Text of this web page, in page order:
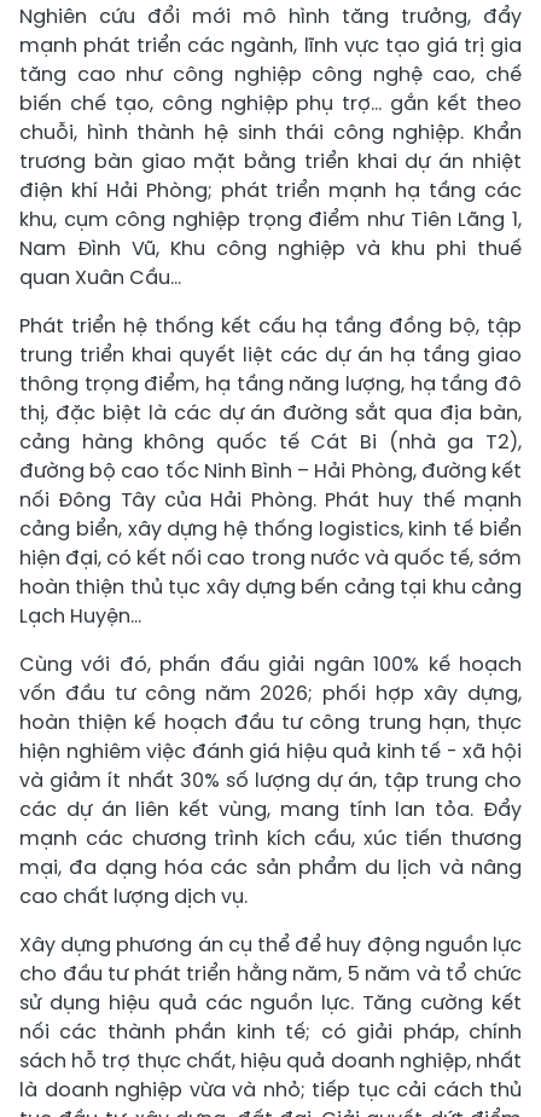
Nghiên cứu đổi mới mô hình tăng trưởng, đẩy
mạnh phát triển các ngành, lĩnh vực tạo giá trị gia
tăng cao như công nghiệp công nghệ cao, chế
biến chế tạo, công nghiệp phụ trợ… gắn kết theo
chuỗi, hình thành hệ sinh thái công nghiệp. Khẩn
trương bàn giao mặt bằng triển khai dự án nhiệt
điện khí Hải Phòng; phát triển mạnh hạ tầng các
khu, cụm công nghiệp trọng điểm như Tiên Lãng 1,
Nam Đình Vũ, Khu công nghiệp và khu phi thuế
quan Xuân Cầu…
Phát triển hệ thống kết cấu hạ tầng đồng bộ, tập
trung triển khai quyết liệt các dự án hạ tầng giao
thông trọng điểm, hạ tầng năng lượng, hạ tầng đô
thị, đặc biệt là các dự án đường sắt qua địa bàn,
cảng hàng không quốc tế Cát Bi (nhà ga T2),
đường bộ cao tốc Ninh Bình – Hải Phòng, đường kết
nối Đông Tây của Hải Phòng. Phát huy thế mạnh
cảng biển, xây dựng hệ thống logistics, kinh tế biển
hiện đại, có kết nối cao trong nước và quốc tế, sớm
hoàn thiện thủ tục xây dựng bến cảng tại khu cảng
Lạch Huyện…
Cùng với đó, phấn đấu giải ngân 100% kế hoạch
vốn đầu tư công năm 2026; phối hợp xây dựng,
hoàn thiện kế hoạch đầu tư công trung hạn, thực
hiện nghiêm việc đánh giá hiệu quả kinh tế - xã hội
và giảm ít nhất 30% số lượng dự án, tập trung cho
các dự án liên kết vùng, mang tính lan tỏa. Đẩy
mạnh các chương trình kích cầu, xúc tiến thương
mại, đa dạng hóa các sản phẩm du lịch và nâng
cao chất lượng dịch vụ.
Xây dựng phương án cụ thể để huy động nguồn lực
cho đầu tư phát triển hằng năm, 5 năm và tổ chức
sử dụng hiệu quả các nguồn lực. Tăng cường kết
nối các thành phần kinh tế; có giải pháp, chính
sách hỗ trợ thực chất, hiệu quả doanh nghiệp, nhất
là doanh nghiệp vừa và nhỏ; tiếp tục cải cách thủ